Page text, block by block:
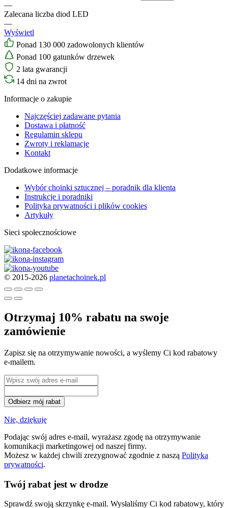
—
Zalecana liczba diod LED
—
Wyświetl
Ponad 130 000 zadowolonych klientów
Ponad 100 gatunków drzewek
2 lata gwarancji
14 dni na zwrot
Informacje o zakupie
Najczęściej zadawane pytania
Dostawa i płatność
Regulamin sklepu
Zwroty i reklamacje
Kontakt
Dodatkowe informacje
Wybór choinki sztucznej – poradnik dla klienta
Instrukcje i poradniki
Polityka prywatności i plików cookies
Artykuły
Sieci społecznościowe
© 2015-2026 planetachoinek.pl
Otrzymaj 10% rabatu na swoje
zamówienie
Zapisz się na otrzymywanie nowości, a wyślemy Ci kod rabatowy
e-mailem.
Odbierz mój rabat
Nie, dziękuję
Podając swój adres e-mail, wyrażasz zgodę na otrzymywanie
komunikacji marketingowej od naszej firmy.
Możesz w każdej chwili zrezygnować zgodnie z naszą Polityka
prywatności.
Twój rabat jest w drodze
Sprawdź swoją skrzynkę e-mail. Wysłaliśmy Ci kod rabatowy, który